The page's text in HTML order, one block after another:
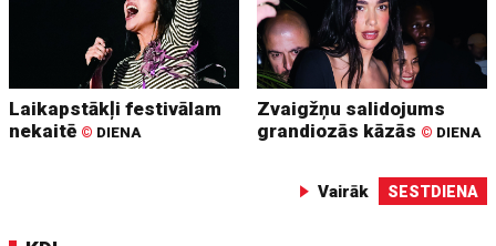
Laikapstākļi festivālam
nekaitē © DIENA
Zvaigžņu salidojums
grandiozās kāzās © DIENA
Vairāk SESTDIENA